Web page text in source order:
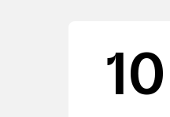
10